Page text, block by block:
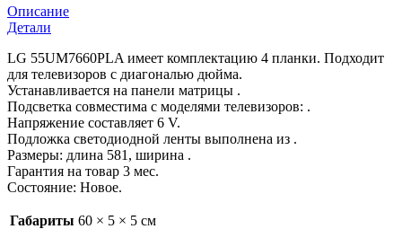
Описание
Детали
LG 55UM7660PLA имеет комплектацию 4 планки. Подходит
для телевизоров с диагональю дюйма.
Устанавливается на панели матрицы .
Подсветка совместима с моделями телевизоров: .
Напряжение составляет 6 V.
Подложка светодиодной ленты выполнена из .
Размеры: длина 581, ширина .
Гарантия на товар 3 мес.
Состояние: Новое.
Габариты 60 × 5 × 5 см